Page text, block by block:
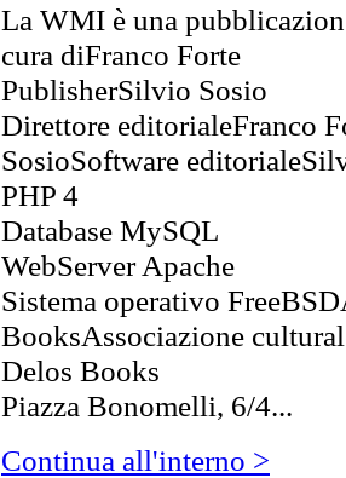
La WMI è una
cura diFranco Forte
PublisherSilvio Sosio
Direttore editorialeFranco
SosioSoftware
PHP 4
Database MySQL
WebServer Apache
Sistema operativo
BooksAssociazione
Delos Books
Piazza Bonomelli, 6/4...
Continua all'interno >